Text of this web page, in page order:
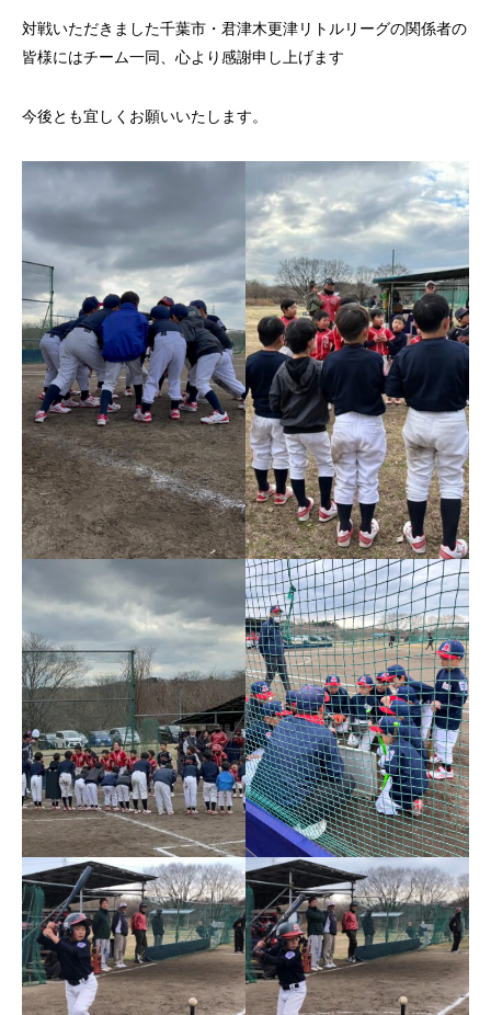
対戦いただきました千葉市・君津木更津リトルリーグの関係者の
皆様にはチーム一同、心より感謝申し上げます
今後とも宜しくお願いいたします。